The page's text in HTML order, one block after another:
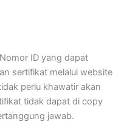
ID yang dapat
sertifikat melalui website
perlu khawatir akan
tidak dapat di copy
jawab.